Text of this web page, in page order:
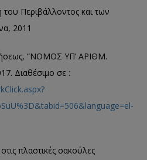
Περιβάλλοντος και των
2011
“NOMOΣ ΥΠ’ ΑΡΙΘΜ.
Διαθέσιμο σε :
πλαστικές σακούλες